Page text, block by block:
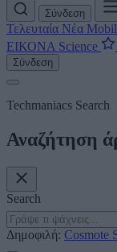
Σύνδεση
Τελευταία Νέα
ΕΙΚΟΝΑ Science
Σύνδεση
Techmaniacs Search
Αναζήτηση
Search
Δημοφιλή: Cosmote